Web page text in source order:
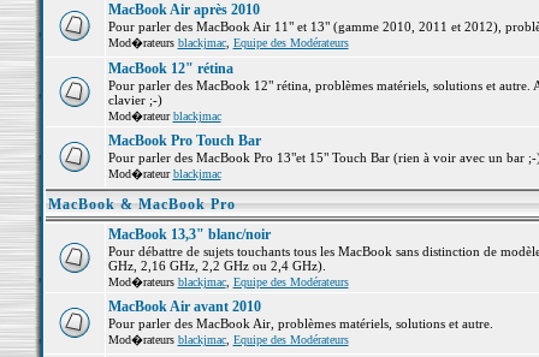
MacBook Air après 2010
Pour parler des MacBook Air 11" et 13" (gamme 2010, 2011 et 2012),
Mod�rateurs blackjmac, Equipe des Modérateurs
MacBook 12" rétina
Pour parler des MacBook 12" rétina, problèmes matériels, solutions et
clavier ;-)
Mod�rateurblackjmac
MacBook Pro Touch Bar
Pour parler des MacBook Pro 13"et 15" Touch Bar (rien à voir avec un bar
Mod�rateurblackjmac
MacBook & MacBook Pro
MacBook 13,3" blanc/noir
Pour débattre de sujets touchants tous les MacBook sans distinction de
GHz, 2,16 GHz, 2,2 GHz ou 2,4 GHz).
Mod�rateurs blackjmac, Equipe des Modérateurs
MacBook Air avant 2010
Pour parler des MacBook Air, problèmes matériels, solutions et autre.
Mod�rateurs blackjmac, Equipe des Modérateurs